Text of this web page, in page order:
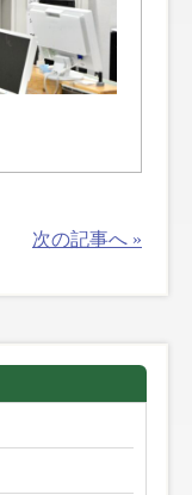
次の記事へ »